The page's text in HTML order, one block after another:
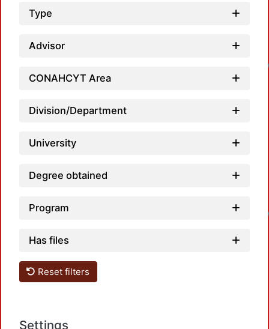
Type
Advisor
CONAHCYT Area
Division/Department
University
Degree obtained
Program
Has files
Reset filters
Settings